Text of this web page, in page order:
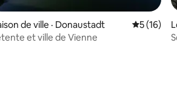
4,94 sur 5, 116 commentaires
de ville · Donaustadt Note
5 (16)
et ville de Vienne